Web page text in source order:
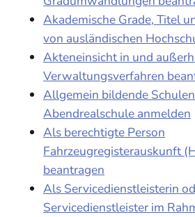
Akademische Grade, Titel
von ausländischen
Akteneinsicht in und
Verwaltungsverfahren
Allgemein bildende
Abendrealschule anmelden
Als berechtigte Person
Fahrzeugregisterauskunft
beantragen
Als Servicedienstleisterin
Servicedienstleister im